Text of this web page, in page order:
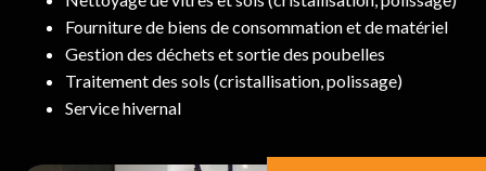
Fourniture de biens de consommation et de matériel
Gestion des déchets et sortie des poubelles
Traitement des sols (cristallisation, polissage)
Service hivernal